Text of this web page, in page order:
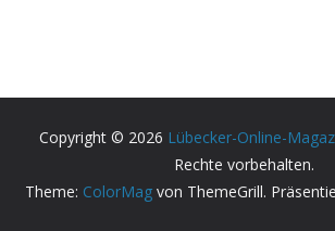
Copyright © 2026 Lübecker-Online-
Rechte vorbehalten.
Theme: ColorMagvon ThemeGrill.